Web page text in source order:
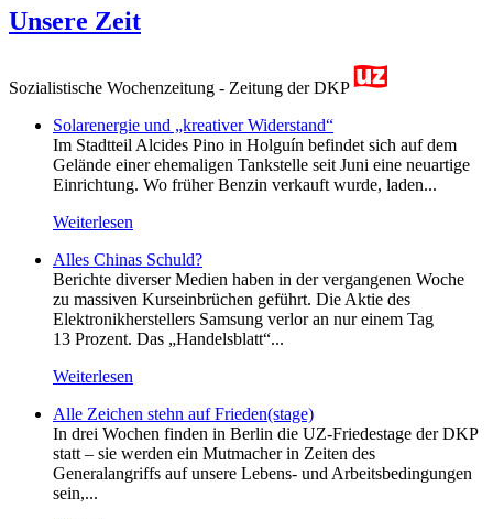
Unsere Zeit
Sozialistische Wochenzeitung - Zeitung der DKP
Solarenergie und „kreativer Widerstand“
Im Stadtteil Alcides Pino in Holguín befindet sich auf dem
Gelände einer ehemaligen Tankstelle seit Juni eine neuartige
Einrichtung. Wo früher Benzin verkauft wurde, laden...
Weiterlesen
Alles Chinas Schuld?
Berichte diverser Medien haben in der vergangenen Woche
zu massiven Kurseinbrüchen geführt. Die Aktie des
Elektronikherstellers Samsung verlor an nur einem Tag
13 Prozent. Das „Handelsblatt“...
Weiterlesen
Alle Zeichen stehn auf Frieden(stage)
In drei Wochen finden in Berlin die UZ-Friedestage der DKP
statt – sie werden ein Mutmacher in Zeiten des
Generalangriffs auf unsere Lebens- und Arbeitsbedingungen
sein,...